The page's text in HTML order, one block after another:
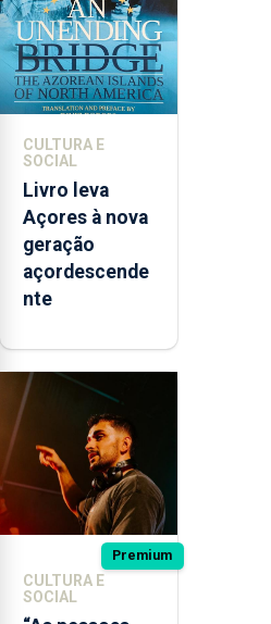
CULTURA E
SOCIAL
Livro leva
Açores à nova
geração
açordescende
nte
Premium
CULTURA E
SOCIAL